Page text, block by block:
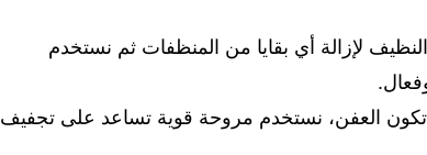
لإزالة أي بقايا من المنظفات ثم نستخدم
تكون العفن، نستخدم مروحة قوية تساعد على تجفيف